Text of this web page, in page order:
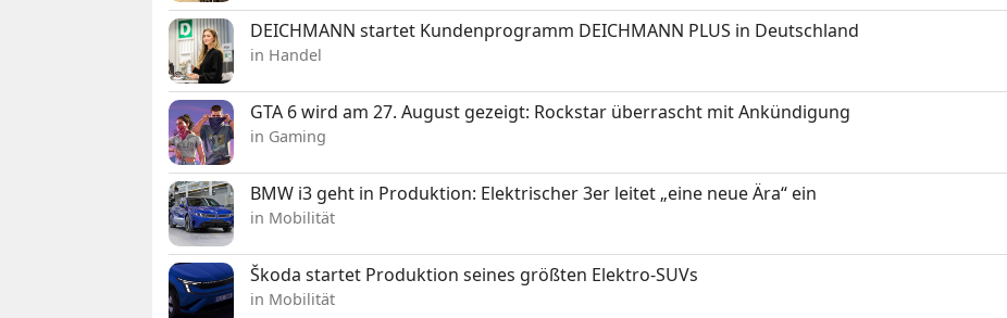
DEICHMANN startet Kundenprogramm DEICHMANN PLUS in Deutschland
in Handel
GTA 6 wird am 27. August gezeigt: Rockstar überrascht mit Ankündigung
in Gaming
BMW i3 geht in Produktion: Elektrischer 3er leitet „eine neue Ära“ ein
in Mobilität
Škoda startet Produktion seines größten Elektro-SUVs
in Mobilität